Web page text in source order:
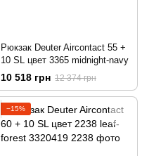
Рюкзак Deuter Aircontact 55 +
10 SL цвет 3365 midnight-navy
10 518 грн 12 374 грн
−15%